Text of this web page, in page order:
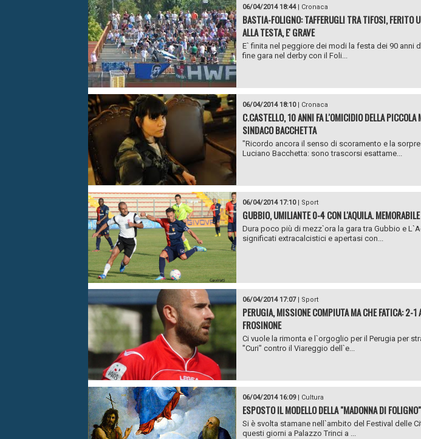
06/04/2014 18:44| Cronaca
BASTIA-FOLIGNO: TAFFERUGLI TRA TIFOSI, FERITO
ALLA TESTA, E' GRAVE
E` finita nel peggiore dei modi la festa dei 90 anni
fine gara nel derby con il Foli...
06/04/2014 18:10| Cronaca
C.CASTELLO, 10 ANNI FA L'OMICIDIO DELLA PICCOLA
SINDACO BACCHETTA
"Ricordo ancora il senso di scoramento e la
Luciano Bacchetta: sono trascorsi esattame...
06/04/2014 17:10| Sport
GUBBIO, UMILIANTE 0-4 CON L'AQUILA.
Dura poco più di mezz`ora la gara tra Gubbio e
significati extracalcistici e apertasi con...
06/04/2014 17:07| Sport
PERUGIA, MISSIONE COMPIUTA MA CHE FATICA: 2-1
FROSINONE
Ci vuole la rimonta e l`orgoglio per il Perugia per
"Curi" contro il Viareggio dell`e...
06/04/2014 16:09| Cultura
ESPOSTO IL MODELLO DELLA "MADONNA DI
Si è svolta stamane nell`ambito del Festival delle
questi giorni a Palazzo Trinci a ...